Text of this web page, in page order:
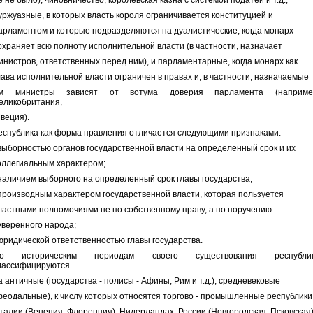
в которых власть короля ограничивается конституцией и
и которые подразделяются на дуалистические, когда монарх
всю полноту исполнительной власти (в частности, назначает
ответственных перед ним), и парламентарные, когда монарх как
исполнительной власти ограничен в правах и, в частности, назначаемые
министры зависят от вотума доверия парламента
как форма правления отличается следующими признаками:
органов государственной власти на определенный срок и их
характером;
выборного на определенный срок главы государства;
характером государственной власти, которая пользуется
полномочиями не по собственному праву, а по поручению
народа;
ответственностью главы государства.
историческим периодам своего существования
античные (государства - полисы - Афины, Рим и т.д.); средневековые
к числу которых относятся торгово - промышленные республики